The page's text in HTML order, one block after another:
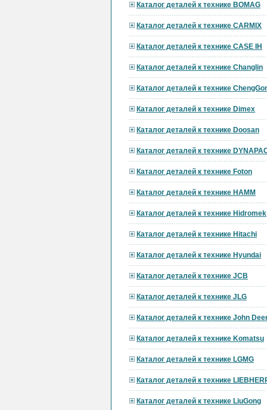
Каталог деталей к технике BOMAG
Каталог деталей к технике CARMIX
Каталог деталей к технике CASE IH
Каталог деталей к технике Changlin
Каталог деталей к технике
Каталог деталей к технике Dimex
Каталог деталей к технике Doosan
Каталог деталей к технике
Каталог деталей к технике Foton
Каталог деталей к технике HAMM
Каталог деталей к технике Hidromek
Каталог деталей к технике Hitachi
Каталог деталей к технике Hyundai
Каталог деталей к технике JCB
Каталог деталей к технике JLG
Каталог деталей к технике John
Каталог деталей к технике Komatsu
Каталог деталей к технике LGMG
Каталог деталей к технике
Каталог деталей к технике LiuGong